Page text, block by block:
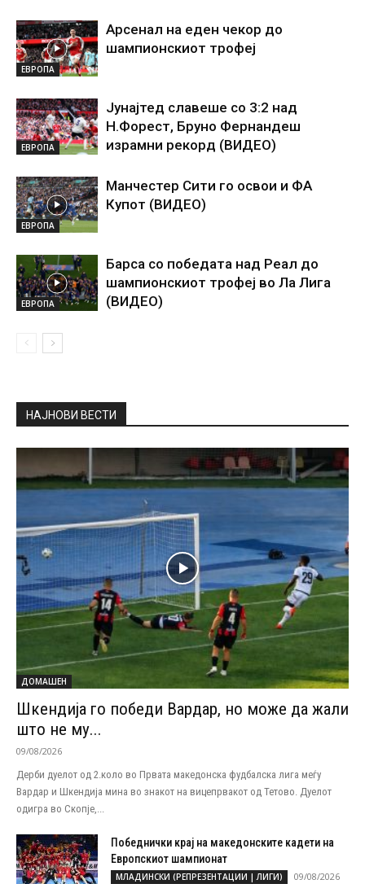
ЕВРОПА
Арсенал на еден чекор до
шампионскиот трофеј
ЕВРОПА
Јунајтед славеше со 3:2 над
Н.Форест, Бруно Фернандеш
израмни рекорд (ВИДЕО)
ЕВРОПА
Манчестер Сити го освои и ФА
Купот (ВИДЕО)
ЕВРОПА
Барса со победата над Реал до
шампионскиот трофеј во Ла Лига
(ВИДЕО)
НАЈНОВИ ВЕСТИ
ДОМАШЕН
Шкендија го победи Вардар, но може да жали
што не му...
09/08/2026
Дерби дуелот од 2.коло во Првата македонска фудбалска лига меѓу
Вардар и Шкендија мина во знакот на вицепрвакот од Тетово. Дуелот
одигра во Скопје,...
Победнички крај на македонските кадети на
Европскиот шампионат
МЛАДИНСКИ (РЕПРЕЗЕНТАЦИИ | ЛИГИ) 09/08/2026